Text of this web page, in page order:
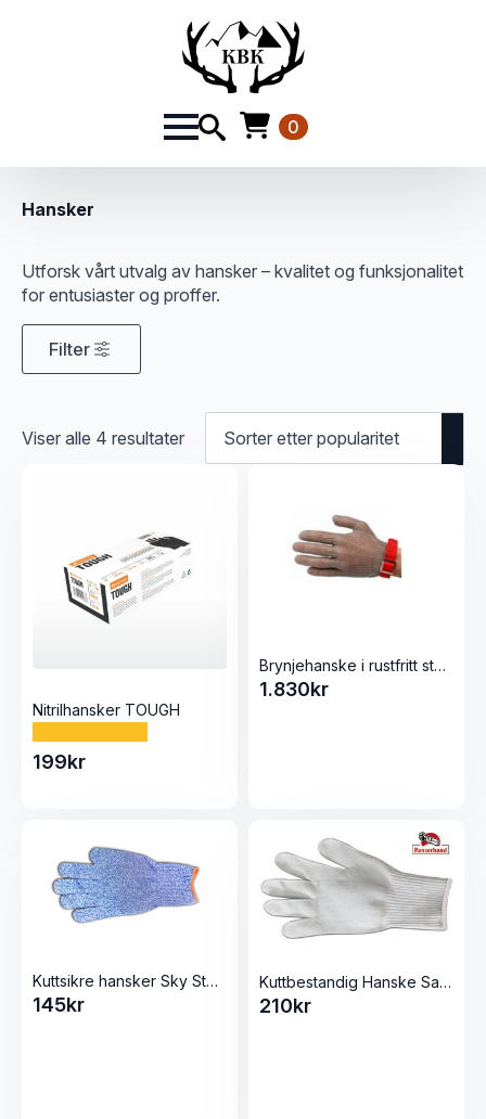
0
Hansker
Utforsk vårt utvalg av hansker – kvalitet og funksjonalitet
for entusiaster og proffer.
Filter
Viser alle 4 resultaterSortert
etter
Nitrilhansker TOUGH
199kr
Brynjehanske i rustfritt stål – Sanelli
1.830kr
Kuttsikre hansker Sky Steel – høyeste kuttbeskyttelse (EN 388)
145kr
Kuttbestandig Hanske Sanelli Beskyttelseshanske
210kr